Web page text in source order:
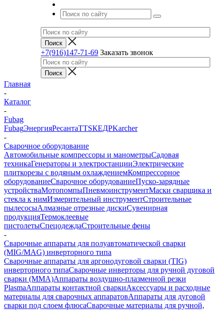
+7(916)147-71-69 Заказать звонок
Главная
-
Каталог
-
Fubag
FubagЭнергияРесантаTTSКЕДРKarcher
-
Сварочное оборудование
Автомобильные компрессоры и манометрыСадовая
техникаГенераторы и электростанцииЭлектрические
плиткорезы с водяным охлаждениемКомпрессорное
оборудованиеСварочное оборудованиеПуско-зарядные
устройстваМотопомпыПневмоинструментМаски сварщика и
стекла к нимИзмерительный инструментСтроительные
пылесосыАлмазные отрезные дискиСувенирная
продукцияТермоклеевые
пистолетыСпецодеждаСтроительные фены
-
Сварочные аппараты для полуавтоматической сварки
(MIG/MAG) инверторного типа
Сварочные аппараты для аргонодуговой сварки (TIG)
инверторного типаСварочные инверторы для ручной дуговой
сварки (MMA)Аппараты воздушно-плазменной резки
PlasmaАппараты контактной сваркиАксессуары и расходные
материалы для сварочных аппаратовАппараты для дуговой
сварки под слоем флюсаСварочные материалы для ручной,